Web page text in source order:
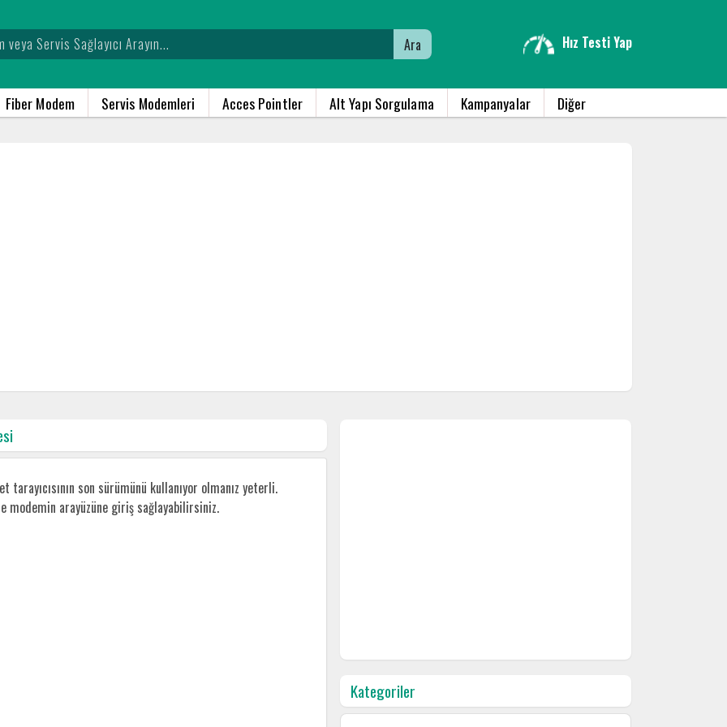
Ara Hız Testi Yap
Fiber Modem Servis Modemleri Acces Pointler Alt Yapı Sorgulama Kampanyalar Diğer
son sürümünü kullanıyor olmanız yeterli.
modemin arayüzüne giriş sağlayabilirsiniz.
Kategoriler